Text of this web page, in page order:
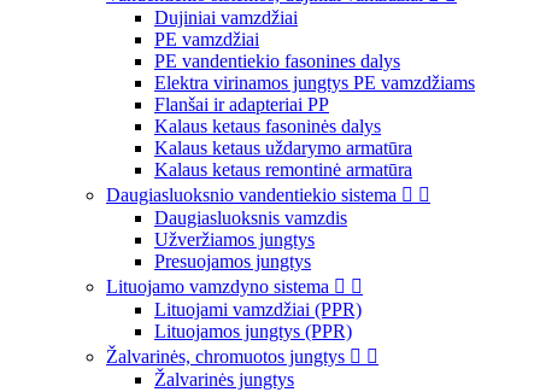
Dujiniai vamzdžiai
PE vamzdžiai
PE vandentiekio fasonines dalys
Elektra virinamos jungtys PE vamzdžiams
Flanšai ir adapteriai PP
Kalaus ketaus fasoninės dalys
Kalaus ketaus uždarymo armatūra
Kalaus ketaus remontinė armatūra
Daugiasluoksnio vandentiekio sistema  
Daugiasluoksnis vamzdis
Užveržiamos jungtys
Presuojamos jungtys
Lituojamo vamzdyno sistema  
Lituojami vamzdžiai (PPR)
Lituojamos jungtys (PPR)
Žalvarinės, chromuotos jungtys  
Žalvarinės jungtys